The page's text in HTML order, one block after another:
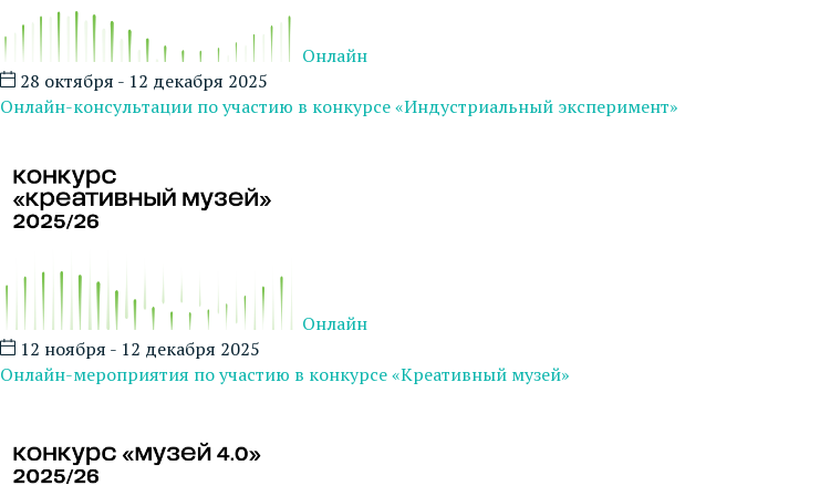
Онлайн
28 октября - 12 декабря 2025
Онлайн-консультации по участию в конкурсе «Индустриальный эксперимент»
Онлайн
12 ноября - 12 декабря 2025
Онлайн-мероприятия по участию в конкурсе «Креативный музей»